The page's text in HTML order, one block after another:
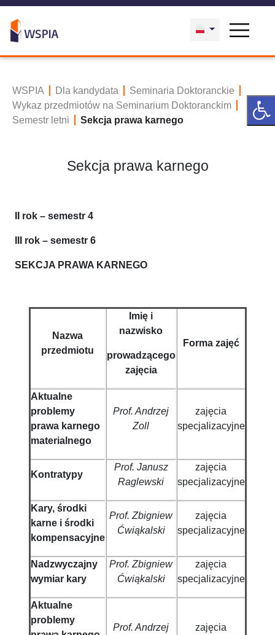
WSPIA Dla kandydata
Seminaria Doktoranckie
Wykaz przedmiotów na Seminarium Doktoranckim
Semestr letni
Sekcja prawa karnego
Sekcja prawa karnego
II rok – semestr 4
III rok – semestr 6
SEKCJA PRAWA KARNEGO
Nazwa
przedmiotu
Imię i
nazwisko
prowadzącego
zajęcia
Forma zajęć
Aktualne
problemy
prawa karnego
materialnego
Prof. Andrzej
Zoll
zajęcia
specjalizacyjne
Kontratypy
Prof. Janusz
Raglewski
zajęcia
specjalizacyjne
Kary, środki
karne i środki
kompensacyjne
Prof. Zbigniew
Ćwiąkalski
zajęcia
specjalizacyjne
Nadzwyczajny
wymiar kary
Prof. Zbigniew
Ćwiąkalski
zajęcia
specjalizacyjne
Aktualne
problemy
Prof. Andrzej
zajęcia